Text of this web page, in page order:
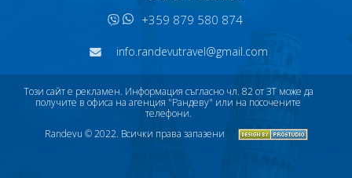
+359 879 580 874
info.randevutravel@gmail.com
Този сайт е рекламен. Информация съгласно чл. 82 от ЗТ може да
получите в офиса на агенция "Рандеву" или на посочените
телефони.
Randevu © 2022. Всички права запазени